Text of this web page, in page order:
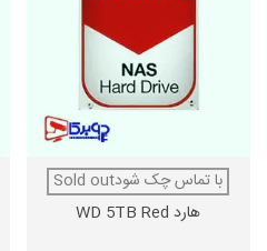
با تماس چک شودSold out
هارد WD 5TB Red